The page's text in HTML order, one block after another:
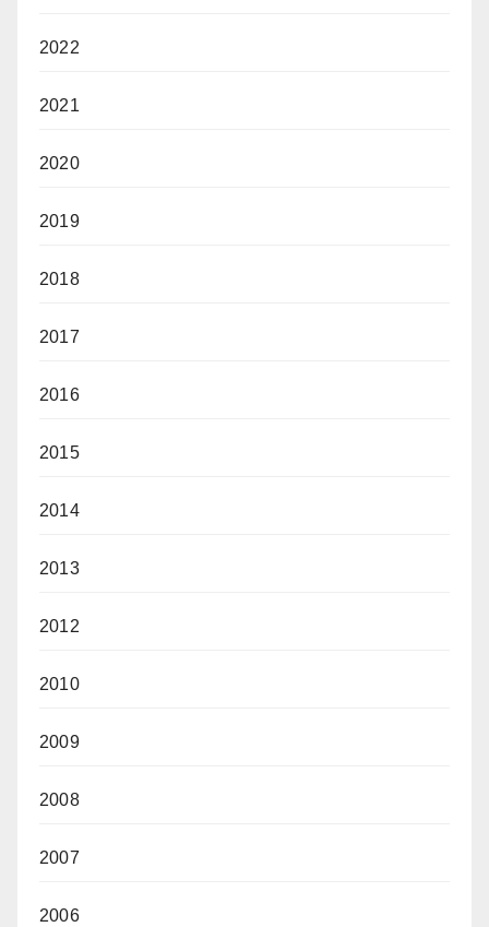
2022
2021
2020
2019
2018
2017
2016
2015
2014
2013
2012
2010
2009
2008
2007
2006